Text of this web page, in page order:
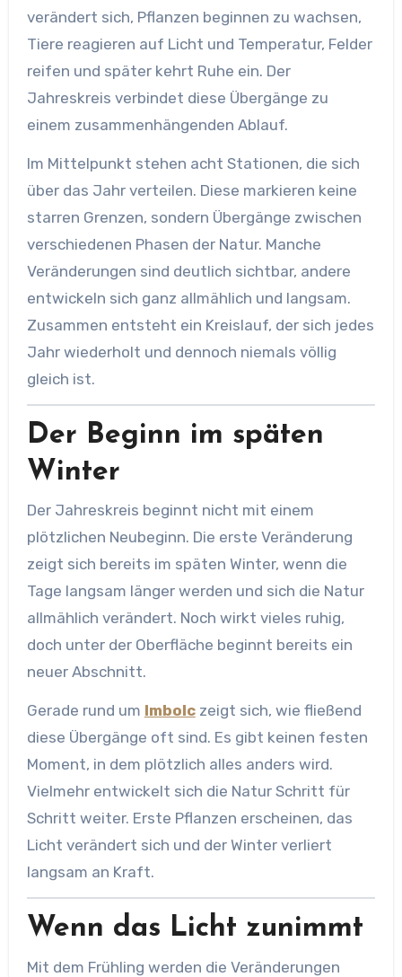
verändert sich, Pflanzen beginnen zu wachsen,
Tiere reagieren auf Licht und Temperatur, Felder
reifen und später kehrt Ruhe ein. Der
Jahreskreis verbindet diese Übergänge zu
einem zusammenhängenden Ablauf.
Im Mittelpunkt stehen acht Stationen, die sich
über das Jahr verteilen. Diese markieren keine
starren Grenzen, sondern Übergänge zwischen
verschiedenen Phasen der Natur. Manche
Veränderungen sind deutlich sichtbar, andere
entwickeln sich ganz allmählich und langsam.
Zusammen entsteht ein Kreislauf, der sich jedes
Jahr wiederholt und dennoch niemals völlig
gleich ist.
Der Beginn im späten
Winter
Der Jahreskreis beginnt nicht mit einem
plötzlichen Neubeginn. Die erste Veränderung
zeigt sich bereits im späten Winter, wenn die
Tage langsam länger werden und sich die Natur
allmählich verändert. Noch wirkt vieles ruhig,
doch unter der Oberfläche beginnt bereits ein
neuer Abschnitt.
Gerade rund um Imbolczeigt sich, wie fließend
diese Übergänge oft sind. Es gibt keinen festen
Moment, in dem plötzlich alles anders wird.
Vielmehr entwickelt sich die Natur Schritt für
Schritt weiter. Erste Pflanzen erscheinen, das
Licht verändert sich und der Winter verliert
langsam an Kraft.
Wenn das Licht zunimmt
Mit dem Frühling werden die Veränderungen